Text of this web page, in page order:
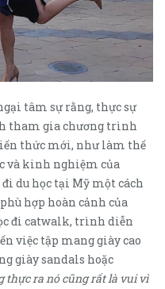
tâm sự rằng, thực sự
tham gia chương trình
thức mới, như làm thế
và kinh nghiệm của
du học tại Mỹ một cách
hợp hoàn cảnh của
đi catwalk, trình diễn
việc tập mang giày cao
giày sandals hoặc
thực ra nó cũng rất là vui vì